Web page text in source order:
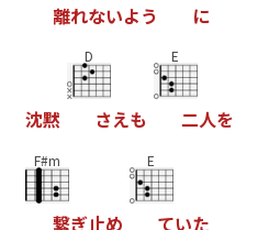
離れないよう に
沈黙
D
さえも
E
二人を
F#m
繋ぎ止め
E
ていた